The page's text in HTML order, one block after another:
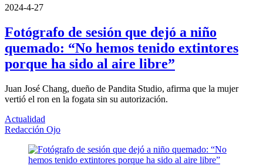
2024-4-27
Fotógrafo de sesión que dejó a niño
quemado: “No hemos tenido extintores
porque ha sido al aire libre”
Juan José Chang, dueño de Pandita Studio, afirma que la mujer
vertió el ron en la fogata sin su autorización.
Actualidad
Redacción Ojo